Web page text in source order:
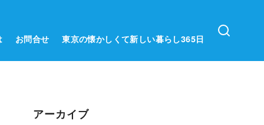
お問合せ 東京の懐かしくて新しい暮らし365日
アーカイブ